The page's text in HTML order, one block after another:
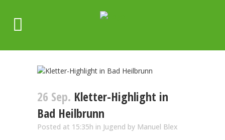
26 Sep. Kletter-Highlight in
Bad Heilbrunn
Posted at 15:35h in Jugend by Manuel Blex